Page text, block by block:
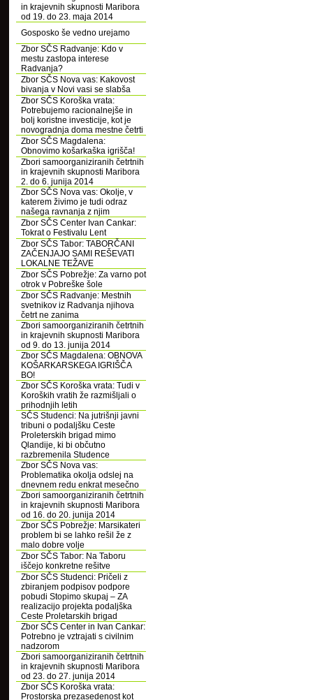
in krajevnih skupnosti Maribora
od 19. do 23. maja 2014
Gosposko še vedno urejamo
Zbor SČS Radvanje: Kdo v
mestu zastopa interese
Radvanja?
Zbor SČS Nova vas: Kakovost
bivanja v Novi vasi se slabša
Zbor SČS Koroška vrata:
Potrebujemo racionalnejše in
bolj koristne investicije, kot je
novogradnja doma mestne četrti
Zbor SČS Magdalena:
Obnovimo košarkaška igrišča!
Zbori samoorganiziranih četrtnih
in krajevnih skupnosti Maribora
2. do 6. junija 2014
Zbor SČS Nova vas: Okolje, v
katerem živimo je tudi odraz
našega ravnanja z njim
Zbor SČS Center Ivan Cankar:
Tokrat o Festivalu Lent
Zbor SČS Tabor: TABORČANI
ZAČENJAJO SAMI REŠEVATI
LOKALNE TEŽAVE
Zbor SČS Pobrežje: Za varno pot
otrok v Pobreške šole
Zbor SČS Radvanje: Mestnih
svetnikov iz Radvanja njihova
četrt ne zanima
Zbori samoorganiziranih četrtnih
in krajevnih skupnosti Maribora
od 9. do 13. junija 2014
Zbor SČS Magdalena: OBNOVA
KOŠARKARSKEGA IGRIŠČA
BO!
Zbor SČS Koroška vrata: Tudi v
Koroških vratih že razmišljali o
prihodnjih letih
SČS Studenci: Na jutrišnji javni
tribuni o podaljšku Ceste
Proleterskih brigad mimo
Qlandije, ki bi občutno
razbremenila Studence
Zbor SČS Nova vas:
Problematika okolja odslej na
dnevnem redu enkrat mesečno
Zbori samoorganiziranih četrtnih
in krajevnih skupnosti Maribora
od 16. do 20. junija 2014
Zbor SČS Pobrežje: Marsikateri
problem bi se lahko rešil že z
malo dobre volje
Zbor SČS Tabor: Na Taboru
iščejo konkretne rešitve
Zbor SČS Studenci: Pričeli z
zbiranjem podpisov podpore
pobudi Stopimo skupaj – ZA
realizacijo projekta podaljška
Ceste Proletarskih brigad
Zbor SČS Center in Ivan Cankar:
Potrebno je vztrajati s civilnim
nadzorom
Zbori samoorganiziranih četrtnih
in krajevnih skupnosti Maribora
od 23. do 27. junija 2014
Zbor SČS Koroška vrata:
Prostorska prezasedenost kot